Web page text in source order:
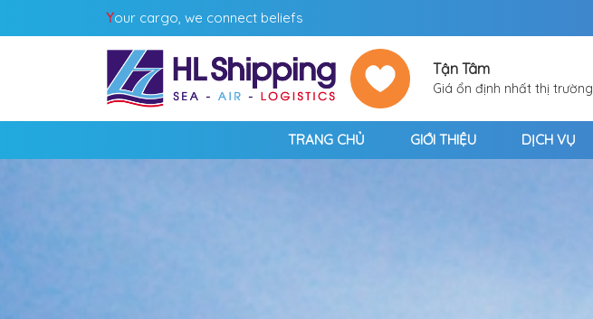
Your cargo, we connect beliefs
Tận Tâm
Giá ổn định nhất thị trường
TRANG CHỦ GIỚI THIỆU DỊCH VỤ